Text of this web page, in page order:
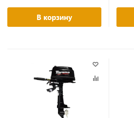
В корзину